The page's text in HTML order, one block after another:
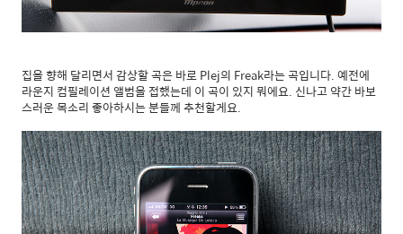
집을 향해 달리면서 감상할 곡은 바로 Plej의 Freak라는 곡입니다. 예전에
라운지 컴필레이션 앨범을 접했는데 이 곡이 있지 뭐에요. 신나고 약간 바보
스러운 목소리 좋아하시는 분들께 추천할게요.